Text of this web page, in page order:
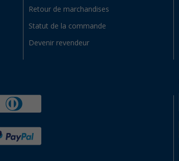
Retour de marchandises
Statut de la commande
Devenir revendeur